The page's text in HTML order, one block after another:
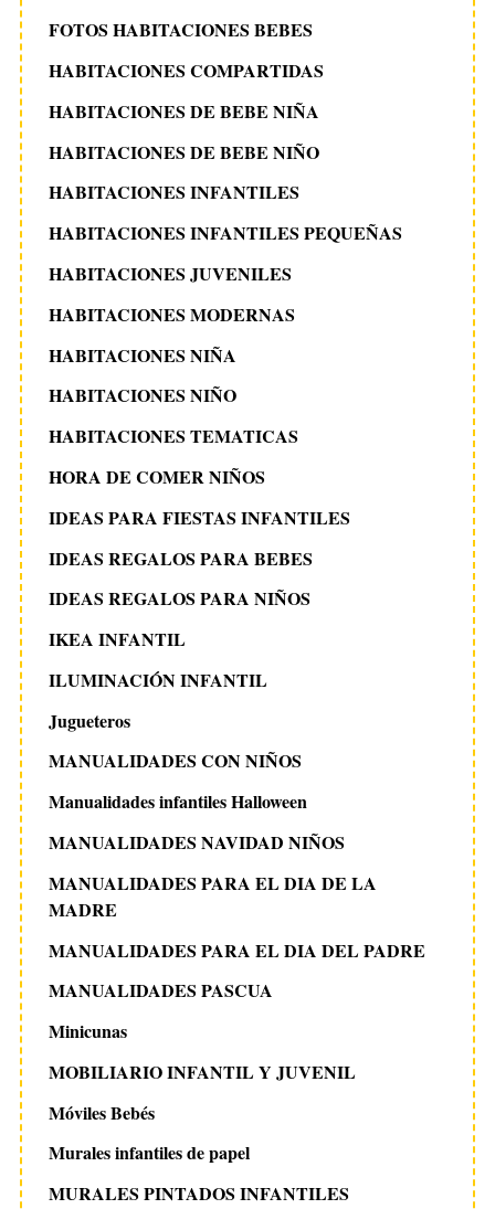
FOTOS HABITACIONES BEBES
HABITACIONES COMPARTIDAS
HABITACIONES DE BEBE NIÑA
HABITACIONES DE BEBE NIÑO
HABITACIONES INFANTILES
HABITACIONES INFANTILES PEQUEÑAS
HABITACIONES JUVENILES
HABITACIONES MODERNAS
HABITACIONES NIÑA
HABITACIONES NIÑO
HABITACIONES TEMATICAS
HORA DE COMER NIÑOS
IDEAS PARA FIESTAS INFANTILES
IDEAS REGALOS PARA BEBES
IDEAS REGALOS PARA NIÑOS
IKEA INFANTIL
ILUMINACIÓN INFANTIL
Jugueteros
MANUALIDADES CON NIÑOS
Manualidades infantiles Halloween
MANUALIDADES NAVIDAD NIÑOS
MANUALIDADES PARA EL DIA DE LA
MADRE
MANUALIDADES PARA EL DIA DEL PADRE
MANUALIDADES PASCUA
Minicunas
MOBILIARIO INFANTIL Y JUVENIL
Móviles Bebés
Murales infantiles de papel
MURALES PINTADOS INFANTILES